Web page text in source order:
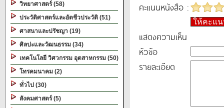
วิทยาศาสตร์ (58)
ประวัติศาสตร์และอัตชีวประวัติ (51)
ศาสนาและปรัชญา (19)
ศิลปะและวัฒนธรรม (34)
เทคโนโลยี วิศวกรรม อุตสาหกรรม (50)
โทรคมนาคม (2)
ทั่วไป (30)
สังคมศาสตร์ (5)
คะแนนหนังสือ :
ให้คะแ
แสดงความเห็น
หัวข้อ
รายละเอียด